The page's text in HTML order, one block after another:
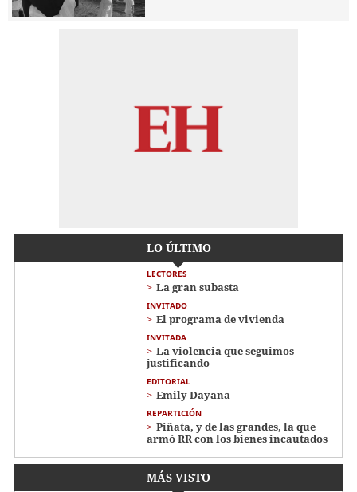
LO ÚLTIMO
LECTORES
La gran subasta
INVITADO
El programa de vivienda
INVITADA
La violencia que seguimos
justificando
EDITORIAL
Emily Dayana
REPARTICIÓN
Piñata, y de las grandes, la que
armó RR con los bienes incautados
MÁS VISTO